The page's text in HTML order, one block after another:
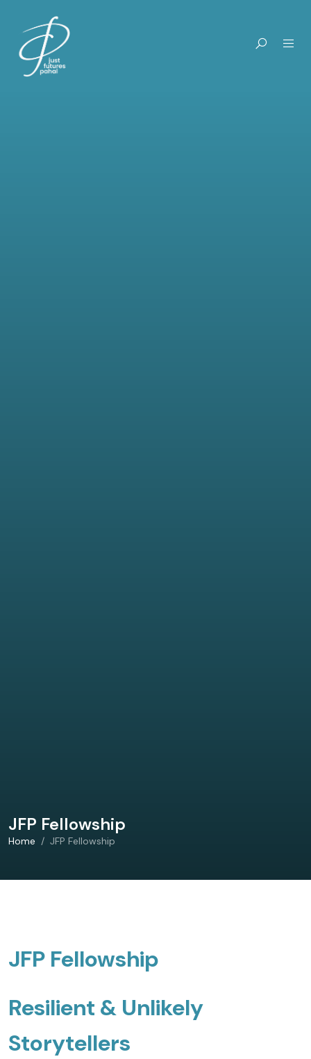
JFP Fellowship
Home JFP Fellowship
JFP Fellowship
Resilient & Unlikely
Storytellers